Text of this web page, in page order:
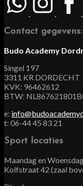
Contact gegevens:
Budo Academy
Singel 197
3311 KR DORDECHT
KVK: 96462612
BTW:
e:
t: 06-44 45 83 21
Sport locaties
Maandag en
Kolfstraat 42 (zaal